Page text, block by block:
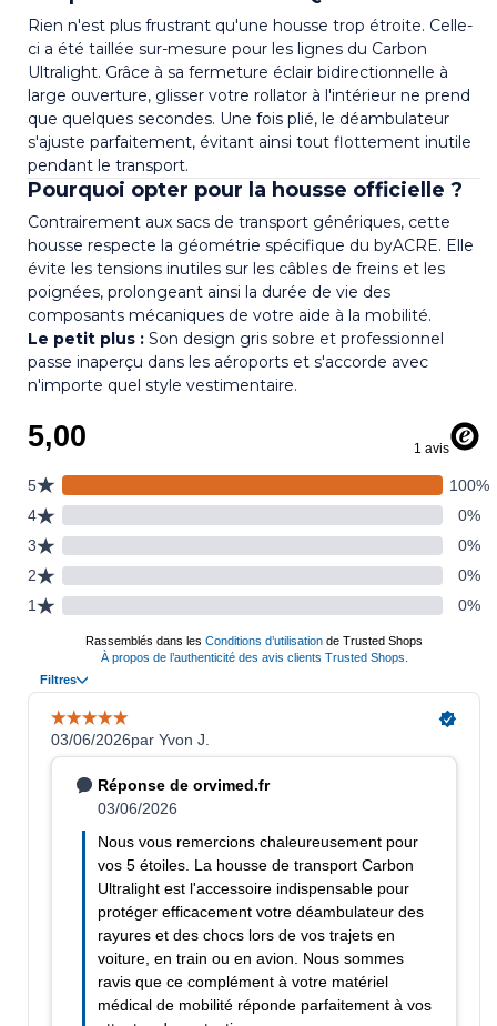
Rien n'est plus frustrant qu'une housse trop étroite. Celle-
ci a été taillée sur-mesure pour les lignes du Carbon
Ultralight. Grâce à sa fermeture éclair bidirectionnelle à
large ouverture, glisser votre rollator à l'intérieur ne prend
que quelques secondes. Une fois plié, le déambulateur
s'ajuste parfaitement, évitant ainsi tout flottement inutile
pendant le transport.
Pourquoi opter pour la housse officielle ?
Contrairement aux sacs de transport génériques, cette
housse respecte la géométrie spécifique du byACRE. Elle
évite les tensions inutiles sur les câbles de freins et les
poignées, prolongeant ainsi la durée de vie des
composants mécaniques de votre aide à la mobilité.
Le petit plus : Son design gris sobre et professionnel
passe inaperçu dans les aéroports et s'accorde avec
n'importe quel style vestimentaire.